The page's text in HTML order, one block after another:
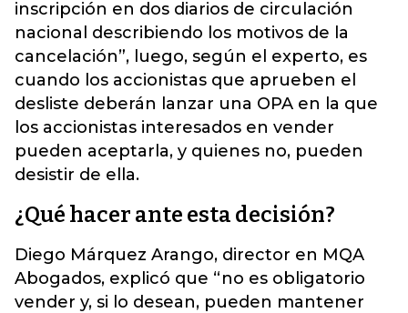
inscripción en dos diarios de circulación
nacional describiendo los motivos de la
cancelación”, luego, según el experto, es
cuando los accionistas que aprueben el
desliste deberán lanzar una OPA en la que
los accionistas interesados en vender
pueden aceptarla, y quienes no, pueden
desistir de ella.
¿Qué hacer ante esta decisión?
Diego Márquez Arango, director en MQA
Abogados, explicó que “no es obligatorio
vender y, si lo desean, pueden mantener